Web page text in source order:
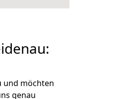
und möchten
genau